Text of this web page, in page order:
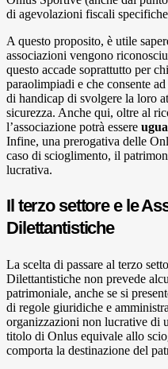
di agevolazioni fiscali
A questo proposito, è utile
associazioni vengono
questo accade soprattutto per
paraolimpiadi e che consente
di handicap di svolgere la loro
sicurezza. Anche qui, oltre al
l’associazione potrà essere
Infine, una prerogativa delle
caso di scioglimento, il
lucrativa.
Il terzo settore e le
Dilettantistiche
La scelta di passare al terzo
Dilettantistiche non prevede
patrimoniale, anche se si
di regole giuridiche e
organizzazioni non lucrative di
titolo di Onlus equivale allo
comporta la destinazione del